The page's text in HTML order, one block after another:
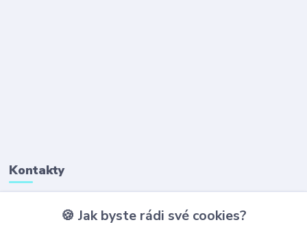
Kontakty
+420 777 323 641
🍪 Jak byste rádi své cookies?